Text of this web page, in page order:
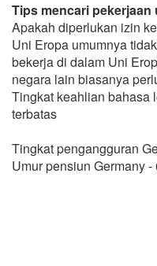
Tips mencari
Apakah diperlukan izin
Uni Eropa umumnya
bekerja di dalam Uni
negara lain biasanya
Tingkat keahlian bahasa
terbatas
Tingkat pengangguran
Umur pensiun Germany -